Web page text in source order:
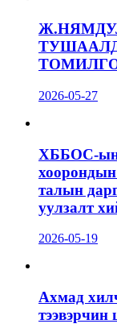
2026-05-27
ХББОС-ын
талын
уулзалт
2026-05-19
Ахмад
тээвэрчин